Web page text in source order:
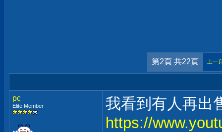
第2頁 共22頁 上一
pc
Elite Member
我看到有人再出
https://